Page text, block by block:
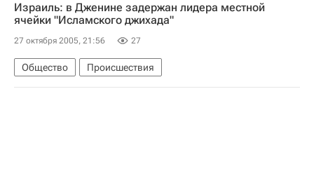
Израиль: в Дженине задержан лидера местной
ячейки "Исламского джихада"
27 октября 2005, 21:56 27
Общество Происшествия